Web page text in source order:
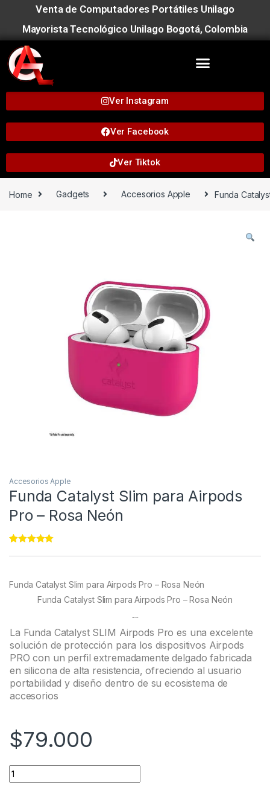
Venta de Computadores Portátiles Unilago
Mayorista Tecnológico Unilago Bogotá, Colombia
Ver Instagram
Ver Facebook
Ver Tiktok
Home Gadgets Accesorios Apple Funda
Accesorios Apple
Funda Catalyst Slim para Airpods
Pro – Rosa Neón
ratings
Funda Catalyst Slim para Airpods Pro – Rosa Neón
Funda Catalyst Slim para Airpods Pro – Rosa Neón
La Funda Catalyst SLIM Airpods Pro es una excelente
solución de protección para los dispositivos Airpods
PRO con un perfil extremadamente delgado fabricada
en silicona de alta resistencia, ofreciendo al usuario
portabilidad y diseño dentro de su ecosistema de
accesorios
$79.000